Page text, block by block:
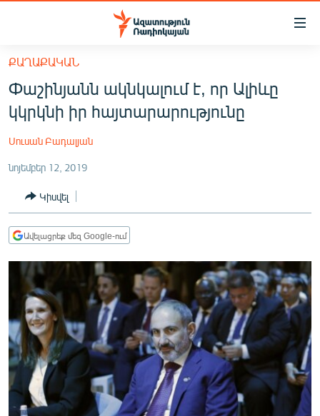
Մատչելիության
հիմնական
բովանդակությանը
Անցնել
հիմնական
մենյուին
ՀԱՅԱՍՏԱՆ
ՔԱՂԱՔԱԿԱՆ
ԸՆՏՐՈՒԹՅՈՒՆՆԵՐ 2026
ԻՐԱՎՈՒՆՔ
ՀԱՍԱՐԱԿՈՒԹՅՈՒՆ
ՏՆՏԵՍՈՒԹՅՈՒՆ
ՊԱՏԵՐԱԶՄԻ 6 ՇԱԲԱԹՆԵՐԸ
ՏԱՐԱԾԱՇՐՋԱՆ
ՄԻՋԱԶԳԱՅԻՆ
ՄՇԱԿՈՒՅԹ
ՍՊՈՐՏ
ՄԵԿՆԱԲԱՆՈՒԹՅՈՒՆ
ՔԱՂԱՔԱԿԱՆ
Փաշինյանն ակնկալում է, որ Ալիևը
կկրկնի իր հայտարարությունը
Սուսան Բադալյան
նոյեմբեր 12, 2019
Կիսվել
Ավելացրեք մեզ Google-ում